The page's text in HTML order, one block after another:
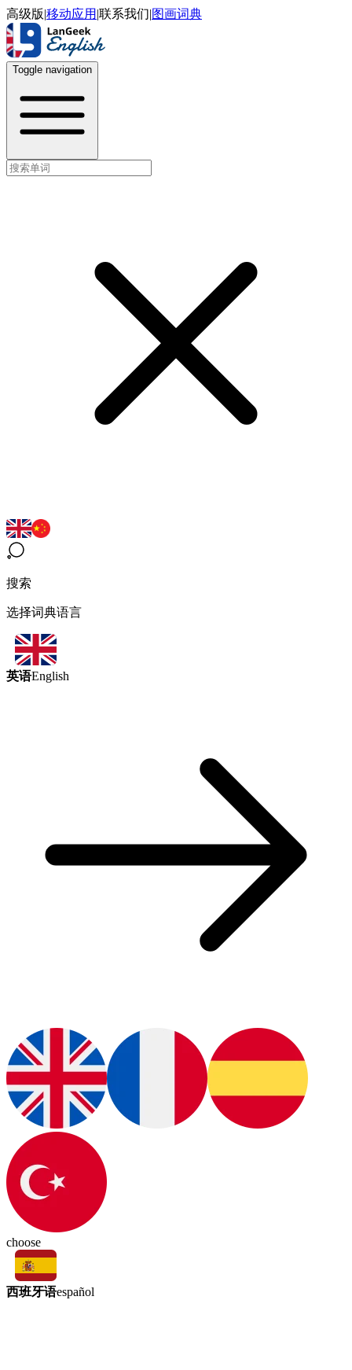
高级版|移动应用 |联系我们|图画词典
Toggle navigation
搜索
选择词典语言
英语English
choose
西班牙语español